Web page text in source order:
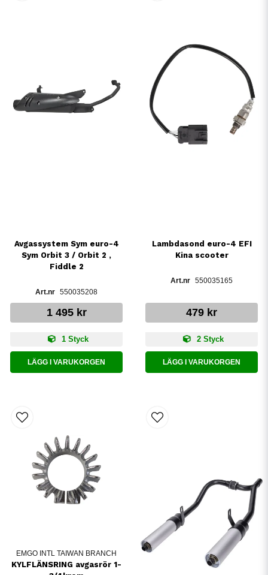
Avgassystem Sym euro-4
Sym Orbit 3 / Orbit 2 ,
Fiddle 2
550035208
1 495 kr
1 Styck
LÄGG I VARUKORGEN
Lambdasond euro-4 EFI
Kina scooter
550035165
479 kr
2 Styck
LÄGG I VARUKORGEN
EMGO INTL TAIWAN BRANCH
KYLFLÄNSRING avgasrör 1-